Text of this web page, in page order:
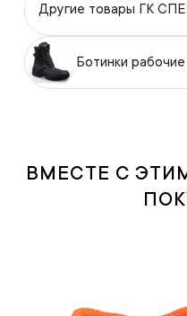
Другие товары ГК
Ботинки рабочие
ВМЕСТЕ С